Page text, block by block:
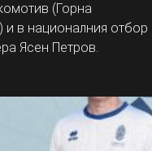
(Горна
в националния отбор
Ясен Петров.